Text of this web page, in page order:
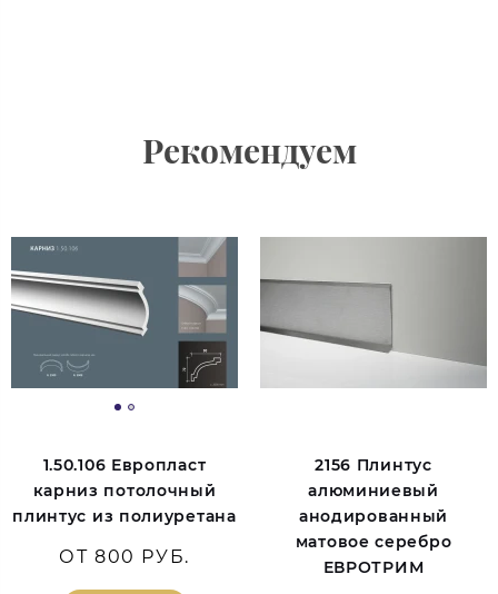
Рекомендуем
1.50.106 Европласт
карниз потолочный
плинтус из полиуретана
ОТ 800 РУБ.
2156 Плинтус
алюминиевый
анодированный
матовое серебро
ЕВРОТРИМ